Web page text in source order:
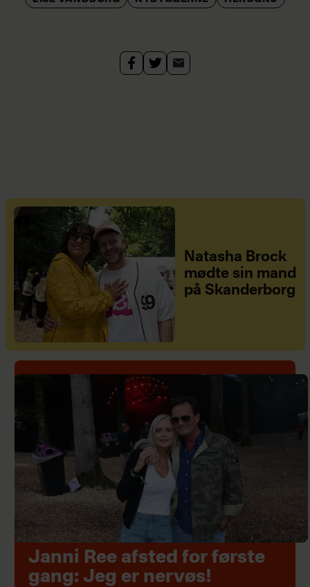
Natasha Brock
mødte sin mand
på Skanderborg
Janni Ree afsted for første
gang: Jeg er nervøs!